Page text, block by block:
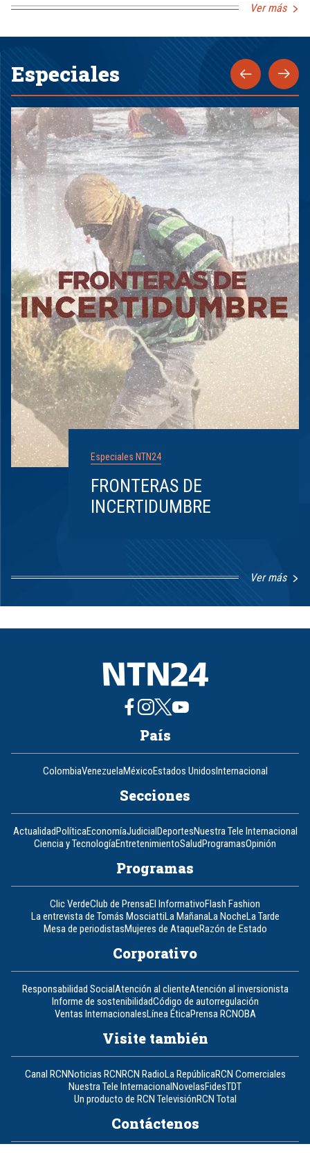
Ver más
Especiales
Especiales NTN24
FRONTERAS DE
INCERTIDUMBRE
Ver más
8
País
ColombiaVenezuelaMéxicoEstados UnidosInternacional
Secciones
ActualidadPolíticaEconomíaJudicialDeportesNuestra Tele Internacional
Ciencia y TecnologíaEntretenimientoSaludProgramasOpinión
Programas
Clic VerdeClub de PrensaEl InformativoFlash Fashion
La entrevista de Tomás MosciattiLa MañanaLa NocheLa Tarde
Mesa de periodistasMujeres de AtaqueRazón de Estado
Corporativo
Responsabilidad SocialAtención al clienteAtención al inversionista
Informe de sostenibilidadCódigo de autorregulación
Ventas InternacionalesLínea ÉticaPrensa RCNOBA
Visite también
Canal RCNNoticias RCNRCN RadioLa RepúblicaRCN Comerciales
Nuestra Tele InternacionalNovelasFidesTDT
Un producto de RCN TelevisiónRCN Total
Contáctenos